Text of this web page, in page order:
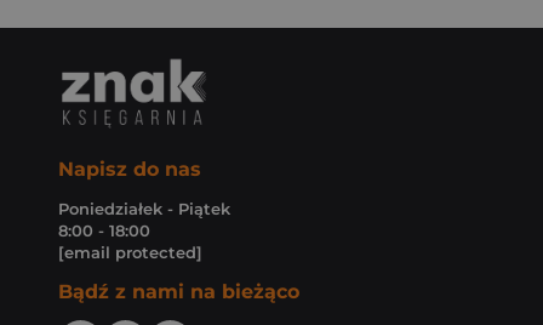
Napisz do nas
Poniedziałek - Piątek
8:00 - 18:00
[email protected]
Bądź z nami na bieżąco